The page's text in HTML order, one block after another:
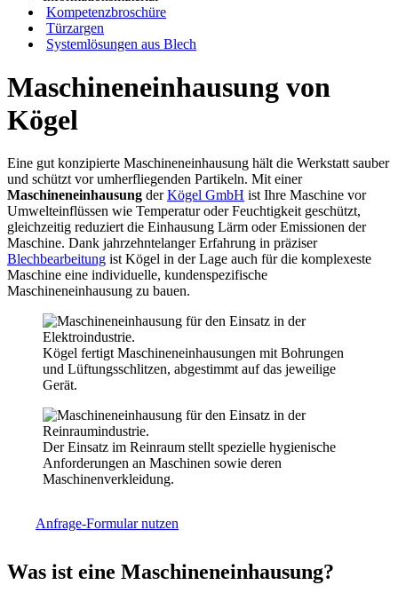
Kompetenzbroschüre
Türzargen
Systemlösungen aus Blech
Maschineneinhausung von
Kögel
Eine gut konzipierte Maschineneinhausung hält die Werkstatt sauber
und schützt vor umherfliegenden Partikeln. Mit einer
Maschineneinhausung derKögel GmbH ist Ihre Maschine vor
Umwelteinflüssen wie Temperatur oder Feuchtigkeit geschützt,
gleichzeitig reduziert die Einhausung Lärm oder Emissionen der
Maschine. Dank jahrzehntelanger Erfahrung in präziser
Blechbearbeitung ist Kögel in der Lage auch für die komplexeste
Maschine eine individuelle, kundenspezifische
Maschineneinhausung zu bauen.
Kögel fertigt Maschineneinhausungen mit Bohrungen
und Lüftungsschlitzen, abgestimmt auf das jeweilige
Gerät.
Der Einsatz im Reinraum stellt spezielle hygienische
Anforderungen an Maschinen sowie deren
Maschinenverkleidung.
Anfrage-Formular nutzen
Was ist eine Maschineneinhausung?